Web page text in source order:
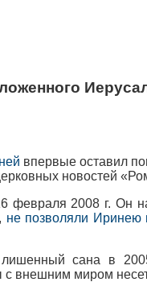
впервые оставил
новостей
февраля 2008 г. Он
не позволяли Иринею
сана в
с внешним миром